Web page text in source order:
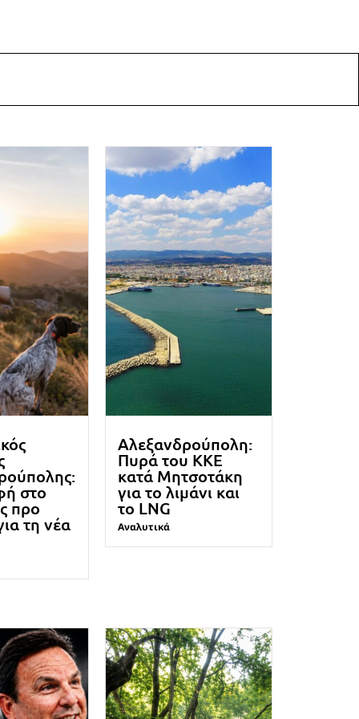
στο
προ
τη νέα
Αλεξανδρούπολη:
Πυρά του ΚΚΕ
κατά Μητσοτάκη
για το λιμάνι και
το LNG
Αναλυτικά